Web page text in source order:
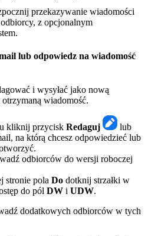
przekazywanie wiadomości
z opcjonalnym
lub odpowiedz na wiadomość
i wysyłać jako nową
wiadomość.
kliknij przycisk Redaguj
lub
na którą chcesz odpowiedzieć lub
odbiorców do wersji roboczej
stronie pola Do dotknij strzałki w
do pól DW i UDW.
dodatkowych odbiorców w tych